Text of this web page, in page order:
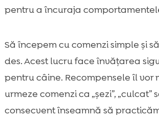
pentru a încuraja
Să începem cu comenzi simple și
des. Acest lucru face învățarea
pentru câine. Recompensele îl vor
urmeze comenzi ca „șezi”, „culcat”
consecvent înseamnă să